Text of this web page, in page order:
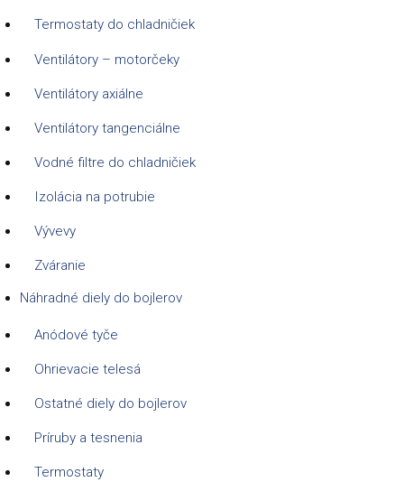
Termostaty do chladničiek
Ventilátory – motorčeky
Ventilátory axiálne
Ventilátory tangenciálne
Vodné filtre do chladničiek
Izolácia na potrubie
Vývevy
Zváranie
Náhradné diely do bojlerov
Anódové tyče
Ohrievacie telesá
Ostatné diely do bojlerov
Príruby a tesnenia
Termostaty